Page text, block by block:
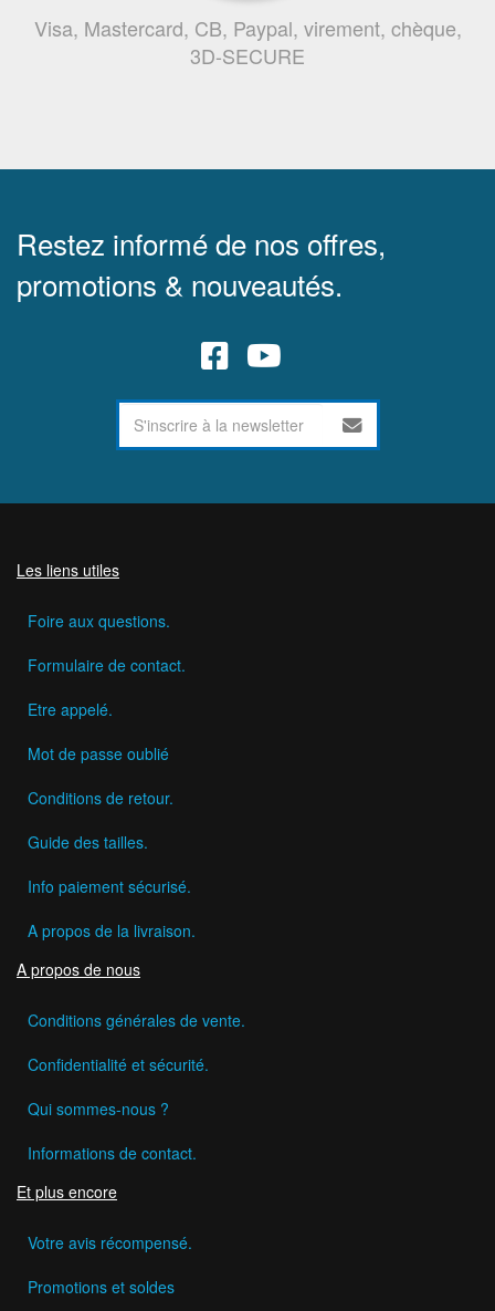
Visa, Mastercard, CB, Paypal, virement, chèque,
3D-SECURE
Restez informé de nos offres,
promotions & nouveautés.
Les liens utiles
Foire aux questions.
Formulaire de contact.
Etre appelé.
Mot de passe oublié
Conditions de retour.
Guide des tailles.
Info paiement sécurisé.
A propos de la livraison.
A propos de nous
Conditions générales de vente.
Confidentialité et sécurité.
Qui sommes-nous ?
Informations de contact.
Et plus encore
Votre avis récompensé.
Promotions et soldes